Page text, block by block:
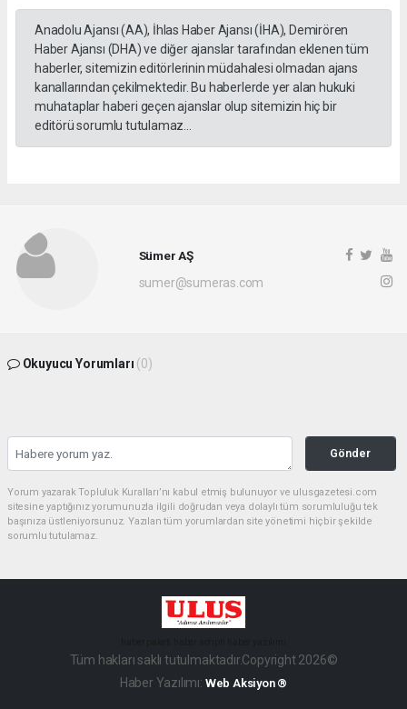
Anadolu Ajansı (AA), İhlas Haber Ajansı (İHA), Demirören
Haber Ajansı (DHA) ve diğer ajanslar tarafından eklenen tüm
haberler, sitemizin editörlerinin müdahalesi olmadan ajans
kanallarından çekilmektedir. Bu haberlerde yer alan hukuki
muhataplar haberi geçen ajanslar olup sitemizin hiç bir
editörü sorumlu tutulamaz...
Sümer AŞ
sumer@sumeras.com
Okuyucu Yorumları (0)
Gönder
Yorum yazarak Topluluk Kuralları’nı kabul etmiş bulunuyor ve ulusgazetesi.com
sitesine yaptığınız yorumunuzla ilgili doğrudan veya dolaylı tüm sorumluluğu tek
başınıza üstleniyorsunuz. Yazılan tüm yorumlardan site yönetimi hiçbir şekilde
sorumlu tutulamaz.
Tüm hakları saklı tutulmaktadır.Copyright 2026©
Haber Yazılımı: Web Aksiyon ®